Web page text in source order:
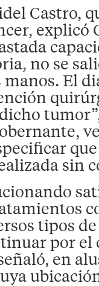
Castro,
explicó
no se
El
sin
tipos
por el
en